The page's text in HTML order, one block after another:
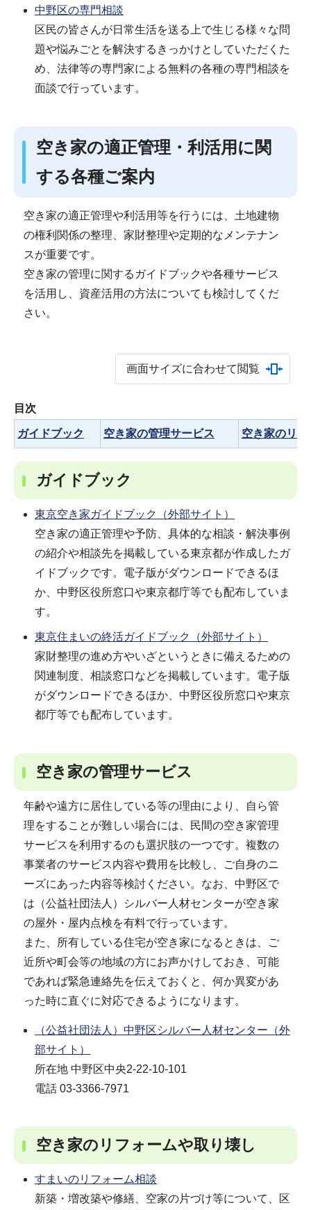
中野区の専門相談
区民の皆さんが日常生活を送る上で生じる様々な問
題や悩みごとを解決するきっかけとしていただくた
め、法律等の専門家による無料の各種の専門相談を
面談で行っています。
空き家の適正管理・利活用に関
する各種ご案内
空き家の適正管理や利活用等を行うには、土地建物
の権利関係の整理、家財整理や定期的なメンテナン
スが重要です。
空き家の管理に関するガイドブックや各種サービス
を活用し、資産活用の方法についても検討してくだ
さい。
画面サイズに合わせて閲覧
目次
ガイドブック 空き家の管理サービス 空き家のリ
ガイドブック
東京空き家ガイドブック（外部サイト）
空き家の適正管理や予防、具体的な相談・解決事例
の紹介や相談先を掲載している東京都が作成したガ
イドブックです。電子版がダウンロードできるほ
か、中野区役所窓口や東京都庁等でも配布していま
す。
東京住まいの終活ガイドブック（外部サイト）
家財整理の進め方やいざというときに備えるための
関連制度、相談窓口などを掲載しています。電子版
がダウンロードできるほか、中野区役所窓口や東京
都庁等でも配布しています。
空き家の管理サービス
年齢や遠方に居住している等の理由により、自ら管
理をすることが難しい場合には、民間の空き家管理
サービスを利用するのも選択肢の一つです。複数の
事業者のサービス内容や費用を比較し、ご自身のニ
ーズにあった内容等検討ください。なお、中野区で
は（公益社団法人）シルバー人材センターが空き家
の屋外・屋内点検を有料で行っています。
また、所有している住宅が空き家になるときは、ご
近所や町会等の地域の方にお声かけしておき、可能
であれば緊急連絡先を伝えておくと、何か異変があ
った時に直ぐに対応できるようになります。
（公益社団法人）中野区シルバー人材センター（外
部サイト）
所在地 中野区中央2-22-10-101
電話 03-3366-7971
空き家のリフォームや取り壊し
すまいのリフォーム相談
新築・増改築や修繕、空家の片づけ等について、区